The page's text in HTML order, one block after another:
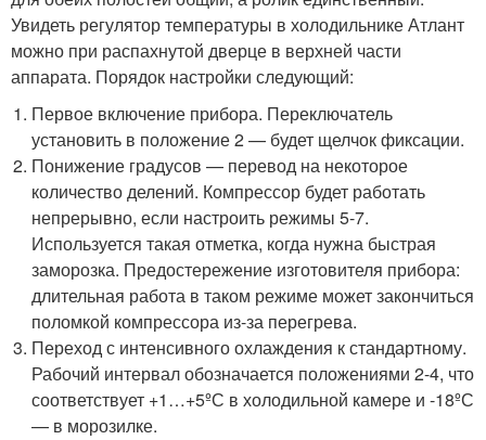
Увидеть регулятор температуры в холодильнике Атлант
можно при распахнутой дверце в верхней части
аппарата. Порядок настройки следующий:
Первое включение прибора. Переключатель
установить в положение 2 — будет щелчок фиксации.
Понижение градусов — перевод на некоторое
количество делений. Компрессор будет работать
непрерывно, если настроить режимы 5-7.
Используется такая отметка, когда нужна быстрая
заморозка. Предостережение изготовителя прибора:
длительная работа в таком режиме может закончиться
поломкой компрессора из-за перегрева.
Переход с интенсивного охлаждения к стандартному.
Рабочий интервал обозначается положениями 2-4, что
соответствует +1…+5ºС в холодильной камере и -18ºС
— в морозилке.